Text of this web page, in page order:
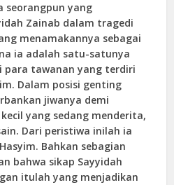
seorangpun yang
Zainab dalam tragedi
menamakannya sebagai
ia adalah satu-satunya
para tawanan yang terdiri
Dalam posisi genting
jiwanya demi
yang sedang menderita,
Dari peristiwa inilah ia
Bahkan sebagian
bahwa sikap Sayyidah
itulah yang menjadikan